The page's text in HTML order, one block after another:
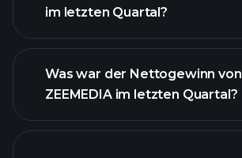
ZEEMEDIA Gewinnen
im letzten Quartal?
Was war der Nettogewinn von
ZEEMEDIA im letzten Quartal?